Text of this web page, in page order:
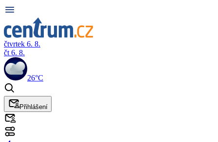
čtvrtek 6. 8.
čt 6. 8.
26°C
Přihlášení